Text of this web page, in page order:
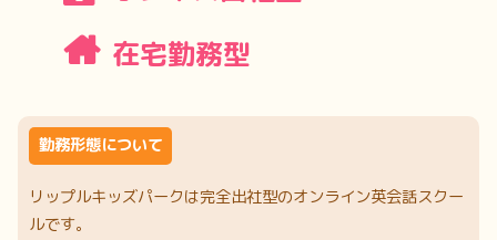
在宅勤務型
勤務形態について
リップルキッズパークは完全出社型のオンライン英会話スクー
ルです。